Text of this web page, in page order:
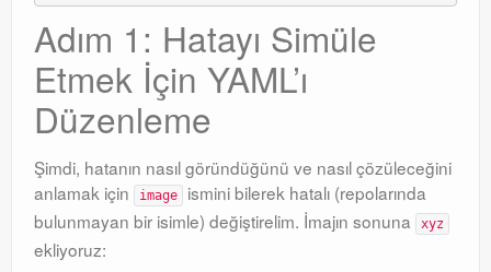
Adım 1: Hatayı Simüle
Etmek İçin YAML’ı
Düzenleme
Şimdi, hatanın nasıl göründüğünü ve nasıl çözüleceğini
anlamak için
image
ismini bilerek hatalı (repolarında
bulunmayan bir isimle) değiştirelim. İmajın sonuna
xyz
ekliyoruz: